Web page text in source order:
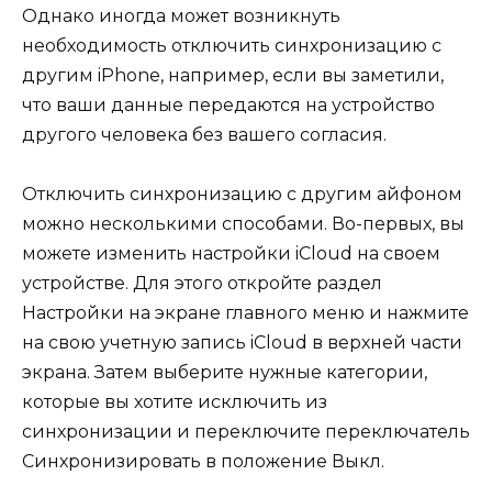
Однако иногда может возникнуть
необходимость отключить синхронизацию с
другим iPhone, например, если вы заметили,
что ваши данные передаются на устройство
другого человека без вашего согласия.
Отключить синхронизацию с другим айфоном
можно несколькими способами. Во-первых, вы
можете изменить настройки iCloud на своем
устройстве. Для этого откройте раздел
Настройки на экране главного меню и нажмите
на свою учетную запись iCloud в верхней части
экрана. Затем выберите нужные категории,
которые вы хотите исключить из
синхронизации и переключите переключатель
Синхронизировать в положение Выкл.